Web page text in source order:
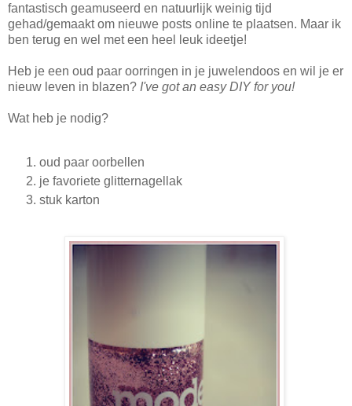
fantastisch geamuseerd en natuurlijk weinig tijd
gehad/gemaakt om nieuwe posts online te plaatsen. Maar ik
ben terug en wel met een heel leuk ideetje!
Heb je een oud paar oorringen in je juwelendoos en wil je er
nieuw leven in blazen? I've got an easy DIY for you!
Wat heb je nodig?
oud paar oorbellen
je favoriete glitternagellak
stuk karton